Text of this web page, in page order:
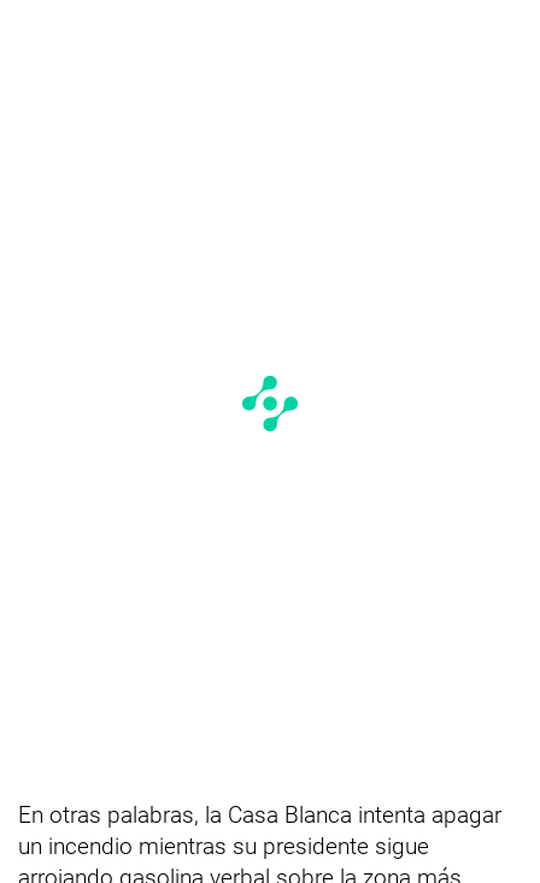
En otras palabras, la Casa Blanca intenta apagar
un incendio mientras su presidente sigue